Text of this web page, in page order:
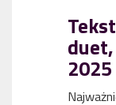
2025